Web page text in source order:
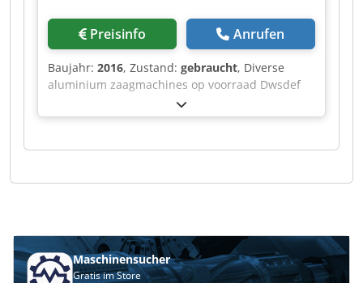
Preisinfo Anrufen
Baujahr: 2016, Zustand: gebraucht, Diverse
aluminium zaagmachines op voorraad Dwsdef
Maschinensucher
Gratis im Store